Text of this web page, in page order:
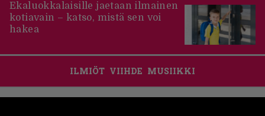
Ekaluokkalaisille jaetaan ilmainen
kotiavain – katso, mistä sen voi
hakea
ILMIÖT VIIHDE MUSIIKKI